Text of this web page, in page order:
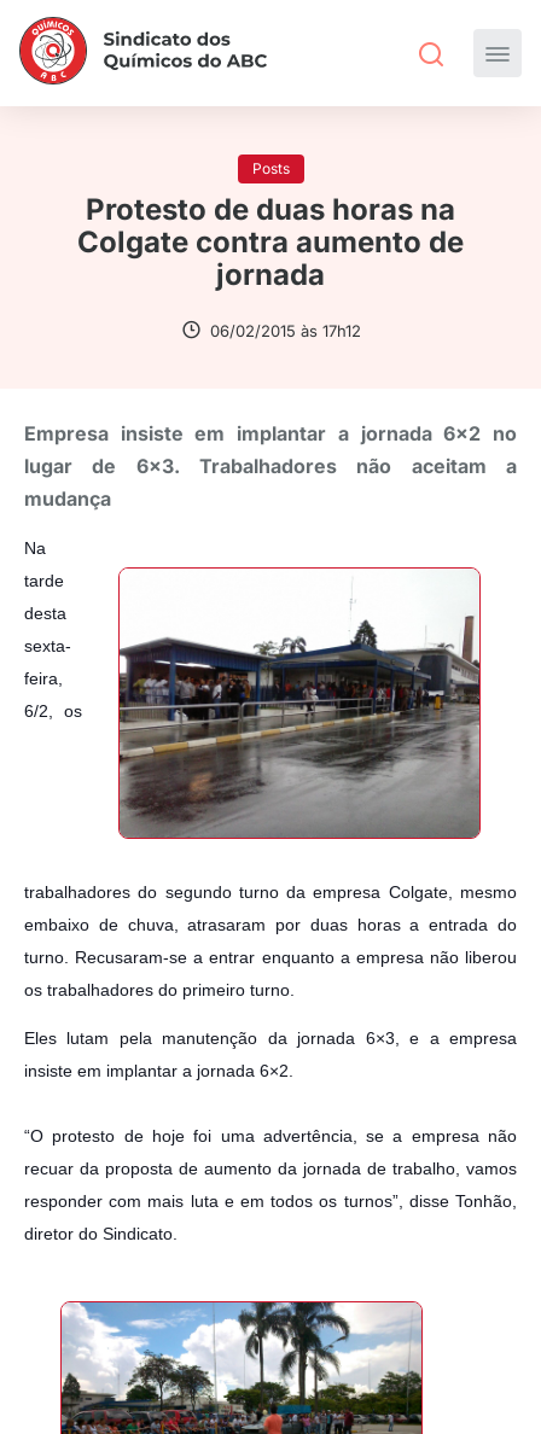
Posts
Protesto de duas horas na
Colgate contra aumento de
jornada
06/02/2015 às 17h12
Empresa insiste em implantar a jornada 6×2 no
lugar de 6×3. Trabalhadores não aceitam a
mudança
Na
tarde
desta
sexta-
feira,
6/2, os
trabalhadores do segundo turno da empresa Colgate, mesmo
embaixo de chuva, atrasaram por duas horas a entrada do
turno. Recusaram-se a entrar enquanto a empresa não liberou
os trabalhadores do primeiro turno.
Eles lutam pela manutenção da jornada 6×3, e a empresa
insiste em implantar a jornada 6×2.
“O protesto de hoje foi uma advertência, se a empresa não
recuar da proposta de aumento da jornada de trabalho, vamos
responder com mais luta e em todos os turnos”, disse Tonhão,
diretor do Sindicato.